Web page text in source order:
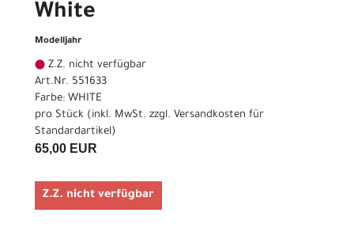
White
Modelljahr
Z.Z. nicht verfügbar
Art.Nr. 551633
Farbe: WHITE
pro Stück (inkl. MwSt. zzgl. Versandkosten für
Standardartikel)
65,00 EUR
Z.Z. nicht verfügbar